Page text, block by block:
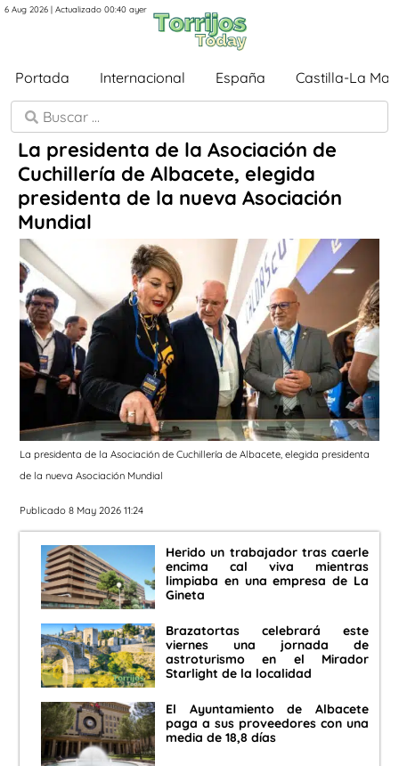
6 Aug 2026 | Actualizado 00:40 ayer
Portada Internacional España Castilla-La
La presidenta de la Asociación de
Cuchillería de Albacete, elegida
presidenta de la nueva Asociación
Mundial
La presidenta de la Asociación de Cuchillería de Albacete, elegida presidenta
de la nueva Asociación Mundial
Publicado 8 May 2026 11:24
Herido un trabajador tras caerle
encima cal viva mientras
limpiaba en una empresa de La
Gineta
Brazatortas celebrará este
viernes una jornada de
astroturismo en el Mirador
Starlight de la localidad
El Ayuntamiento de Albacete
paga a sus proveedores con una
media de 18,8 días